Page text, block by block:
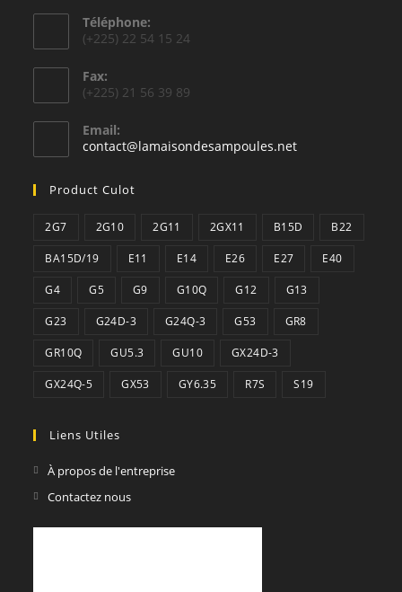
Téléphone:
(+225) 22 54 15 24
Fax:
(+225) 21 56 39 89
Email:
contact@lamaisondesampoules.netS’ouvre
Product Culot
2G7 2G10 2G11 2GX11 B15D B22
BA15D/19 E11 E14 E26 E27 E40
G4 G5 G9 G10Q G12 G13
G23 G24D-3 G24Q-3 G53 GR8
GR10Q GU5.3 GU10 GX24D-3
GX24Q-5 GX53 GY6.35 R7S S19
Liens Utiles
À propos de l'entreprise
Contactez nous